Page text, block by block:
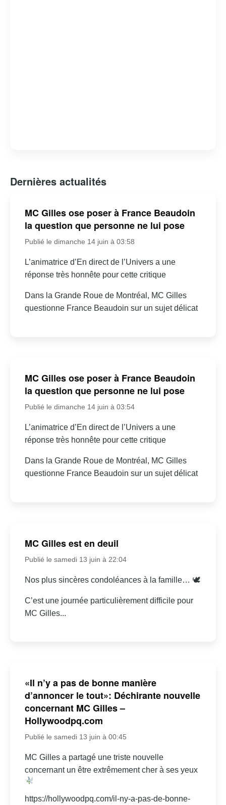
Dernières actualités
MC Gilles ose poser à France Beaudoin
la question que personne ne lui pose
Publié le dimanche 14 juin à 03:58
L’animatrice d’En direct de l’Univers a une
réponse très honnête pour cette critique
Dans la Grande Roue de Montréal, MC Gilles
questionne France Beaudoin sur un sujet délicat
MC Gilles ose poser à France Beaudoin
la question que personne ne lui pose
Publié le dimanche 14 juin à 03:54
L’animatrice d’En direct de l’Univers a une
réponse très honnête pour cette critique
Dans la Grande Roue de Montréal, MC Gilles
questionne France Beaudoin sur un sujet délicat
MC Gilles est en deuil
Publié le samedi 13 juin à 22:04
Nos plus sincères condoléances à la famille… 🕊
C’est une journée particulièrement difficile pour
MC Gilles...
«Il n’y a pas de bonne manière
d’annoncer le tout»: Déchirante nouvelle
concernant MC Gilles –
Hollywoodpq.com
Publié le samedi 13 juin à 00:45
MC Gilles a partagé une triste nouvelle
concernant un être extrêmement cher à ses yeux
https://hollywoodpq.com/il-ny-a-pas-de-bonne-